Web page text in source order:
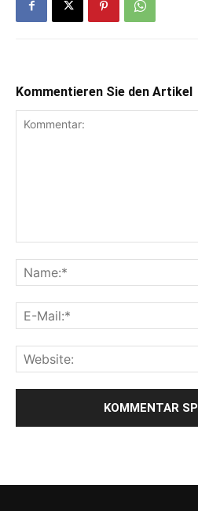
Kommentieren Sie den Artikel